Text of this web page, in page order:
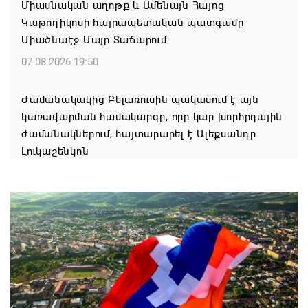
Միասնական աղոթք և Ամենայն Հայոց
Կաթողիկոսի հայրապետական պատգամը
Միածնաէջ Մայր Տաճարում
07.08.2026 19:50
Ժամանակակից Բելառուսին պակասում է այն
կառավարման համակարգը, որը կար խորհրդային
ժամանակներում, հայտարարել է Ալեքսանդր
Լուկաշենկոն
ՀՀ ԱԱԾ սահմանապահ զորքերի
պատվիրակությունն այցելել է Լիտվայի
Հանրապետություն
07.08.2026 16:57
Գարեգին Բ-ի և եպիսկոպոսների գործով